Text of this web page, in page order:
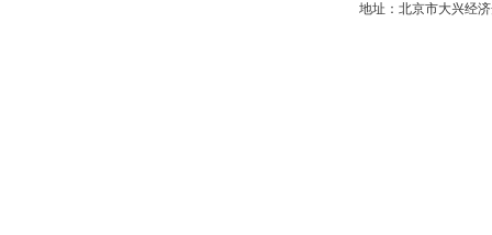
地址：北京市大兴经